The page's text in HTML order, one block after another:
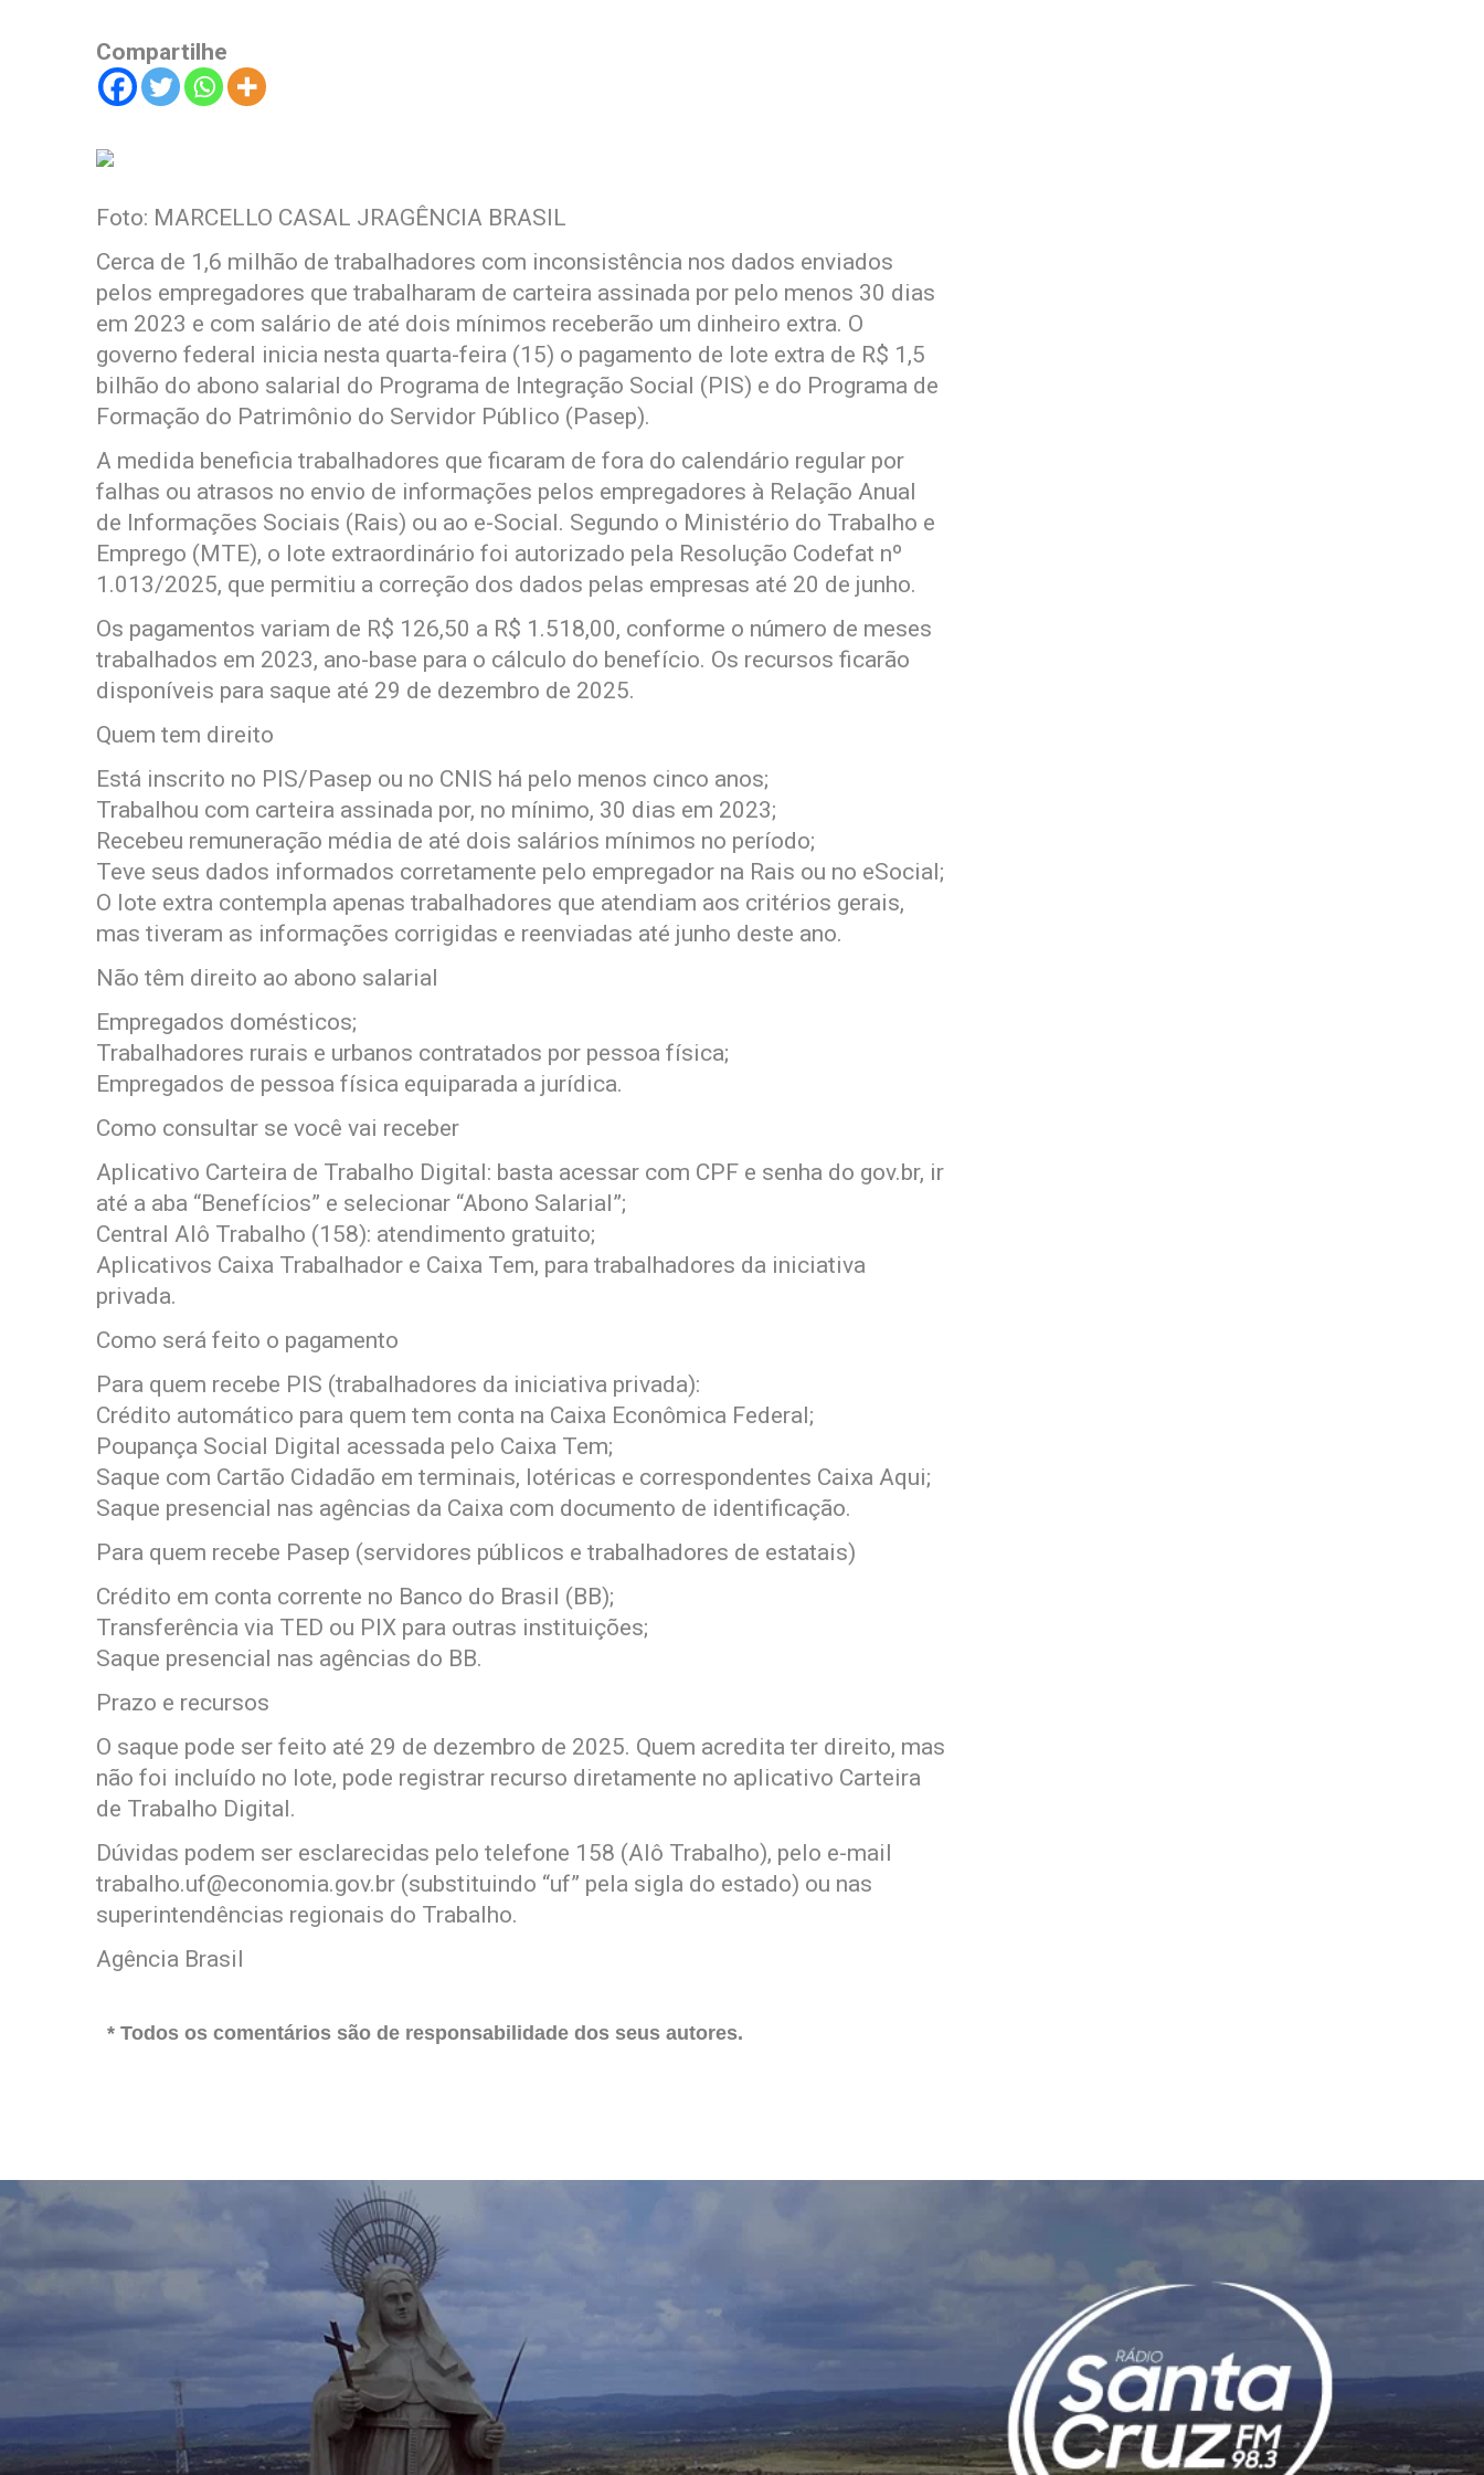
Compartilhe
Foto: MARCELLO CASAL JRAGÊNCIA BRASIL
Cerca de 1,6 milhão de trabalhadores com inconsistência nos dados enviados
pelos empregadores que trabalharam de carteira assinada por pelo menos 30 dias
em 2023 e com salário de até dois mínimos receberão um dinheiro extra. O
governo federal inicia nesta quarta-feira (15) o pagamento de lote extra de R$ 1,5
bilhão do abono salarial do Programa de Integração Social (PIS) e do Programa de
Formação do Patrimônio do Servidor Público (Pasep).
A medida beneficia trabalhadores que ficaram de fora do calendário regular por
falhas ou atrasos no envio de informações pelos empregadores à Relação Anual
de Informações Sociais (Rais) ou ao e-Social. Segundo o Ministério do Trabalho e
Emprego (MTE), o lote extraordinário foi autorizado pela Resolução Codefat nº
1.013/2025, que permitiu a correção dos dados pelas empresas até 20 de junho.
Os pagamentos variam de R$ 126,50 a R$ 1.518,00, conforme o número de meses
trabalhados em 2023, ano-base para o cálculo do benefício. Os recursos ficarão
disponíveis para saque até 29 de dezembro de 2025.
Quem tem direito
Está inscrito no PIS/Pasep ou no CNIS há pelo menos cinco anos;
Trabalhou com carteira assinada por, no mínimo, 30 dias em 2023;
Recebeu remuneração média de até dois salários mínimos no período;
Teve seus dados informados corretamente pelo empregador na Rais ou no eSocial;
O lote extra contempla apenas trabalhadores que atendiam aos critérios gerais,
mas tiveram as informações corrigidas e reenviadas até junho deste ano.
Não têm direito ao abono salarial
Empregados domésticos;
Trabalhadores rurais e urbanos contratados por pessoa física;
Empregados de pessoa física equiparada a jurídica.
Como consultar se você vai receber
Aplicativo Carteira de Trabalho Digital: basta acessar com CPF e senha do gov.br, ir
até a aba “Benefícios” e selecionar “Abono Salarial”;
Central Alô Trabalho (158): atendimento gratuito;
Aplicativos Caixa Trabalhador e Caixa Tem, para trabalhadores da iniciativa
privada.
Como será feito o pagamento
Para quem recebe PIS (trabalhadores da iniciativa privada):
Crédito automático para quem tem conta na Caixa Econômica Federal;
Poupança Social Digital acessada pelo Caixa Tem;
Saque com Cartão Cidadão em terminais, lotéricas e correspondentes Caixa Aqui;
Saque presencial nas agências da Caixa com documento de identificação.
Para quem recebe Pasep (servidores públicos e trabalhadores de estatais)
Crédito em conta corrente no Banco do Brasil (BB);
Transferência via TED ou PIX para outras instituições;
Saque presencial nas agências do BB.
Prazo e recursos
O saque pode ser feito até 29 de dezembro de 2025. Quem acredita ter direito, mas
não foi incluído no lote, pode registrar recurso diretamente no aplicativo Carteira
de Trabalho Digital.
Dúvidas podem ser esclarecidas pelo telefone 158 (Alô Trabalho), pelo e-mail
trabalho.uf@economia.gov.br (substituindo “uf” pela sigla do estado) ou nas
superintendências regionais do Trabalho.
Agência Brasil
* Todos os comentários são de responsabilidade dos seus autores.